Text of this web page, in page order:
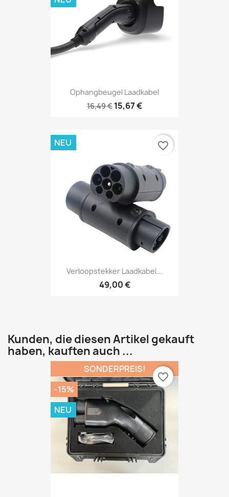
Ophangbeugel Laadkabel
16,49 € 15,67 €
Verloopstekker Laadkabel...
49,00 €
NEU favorite_border
Kunden, die diesen Artikel gekauft
haben, kauften auch ...
SONDERPREIS!
-15%
NEU
favorite_border